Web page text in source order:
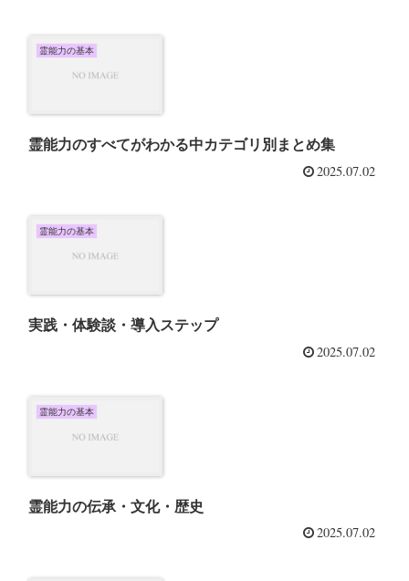
霊能力の基本
霊能力のすべてがわかる中カテゴリ別まとめ集
2025.07.02
霊能力の基本
実践・体験談・導入ステップ
2025.07.02
霊能力の基本
霊能力の伝承・文化・歴史
2025.07.02